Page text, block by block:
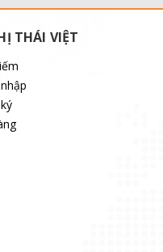
THÁI VIỆT